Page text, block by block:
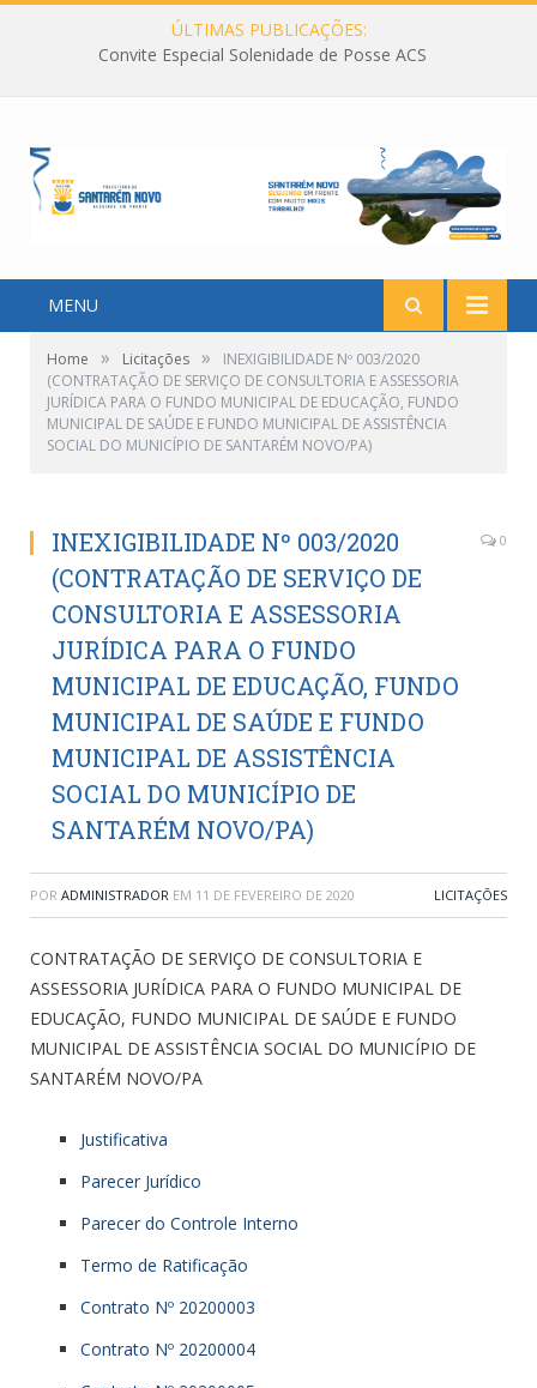
ÚLTIMAS PUBLICAÇÕES:
Convite Especial Solenidade de Posse ACS
MENU
Home » Licitações »
INEXIGIBILIDADE Nº 003/2020
(CONTRATAÇÃO DE SERVIÇO DE CONSULTORIA E ASSESSORIA
JURÍDICA PARA O FUNDO MUNICIPAL DE EDUCAÇÃO, FUNDO
MUNICIPAL DE SAÚDE E FUNDO MUNICIPAL DE ASSISTÊNCIA
SOCIAL DO MUNICÍPIO DE SANTARÉM NOVO/PA)
INEXIGIBILIDADE Nº 003/2020
(CONTRATAÇÃO DE SERVIÇO DE
CONSULTORIA E ASSESSORIA
JURÍDICA PARA O FUNDO
MUNICIPAL DE EDUCAÇÃO, FUNDO
MUNICIPAL DE SAÚDE E FUNDO
MUNICIPAL DE ASSISTÊNCIA
SOCIAL DO MUNICÍPIO DE
SANTARÉM NOVO/PA)
0
POR ADMINISTRADOR EM 11 DE FEVEREIRO DE 2020 LICITAÇÕES
CONTRATAÇÃO DE SERVIÇO DE CONSULTORIA E
ASSESSORIA JURÍDICA PARA O FUNDO MUNICIPAL DE
EDUCAÇÃO, FUNDO MUNICIPAL DE SAÚDE E FUNDO
MUNICIPAL DE ASSISTÊNCIA SOCIAL DO MUNICÍPIO DE
SANTARÉM NOVO/PA
Justificativa
Parecer Jurídico
Parecer do Controle Interno
Termo de Ratificação
Contrato Nº 20200003
Contrato Nº 20200004